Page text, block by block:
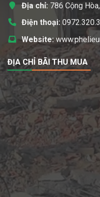
Địa chỉ: 786 Cộng
Điện thoại:
Website:
ĐỊA CHỈ BÃI THU MUA